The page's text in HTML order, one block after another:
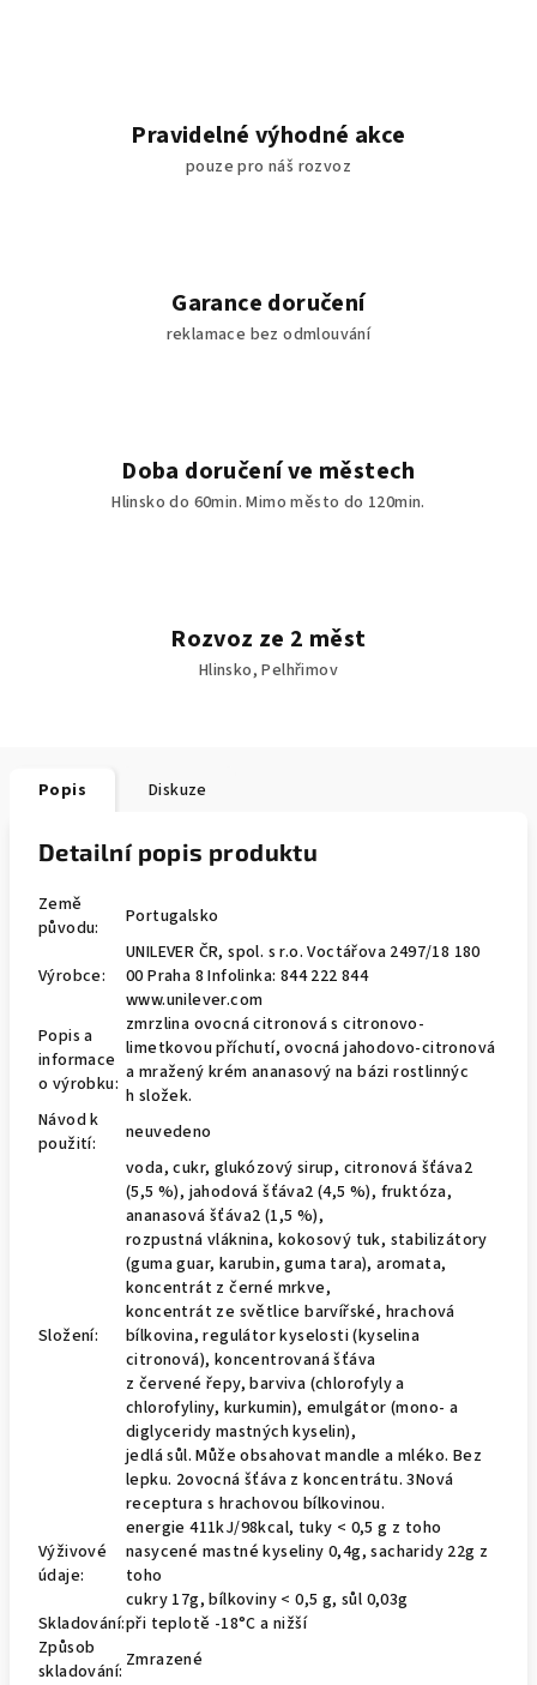
Pravidelné výhodné akce
pouze pro náš rozvoz
Garance doručení
reklamace bez odmlouvání
Doba doručení ve městech
Hlinsko do 60min. Mimo město do 120min.
Rozvoz ze 2 měst
Hlinsko, Pelhřimov
Popis Diskuze
Detailní popis produktu
Země
původu:
Portugalsko
Výrobce:
UNILEVER ČR, spol. s r.o. Voctářova 2497/18 180
00 Praha 8 Infolinka: 844 222 844
www.unilever.com
Popis a
informace
o výrobku:
zmrzlina ovocná citronová s citronovo-
limetkovou příchutí, ovocná jahodovo-citronová
a mražený krém ananasový na bázi rostlinnýc
h složek.
Návod k
použití:
neuvedeno
Složení:
voda, cukr, glukózový sirup, citronová šťáva2
(5,5 %), jahodová šťáva2 (4,5 %), fruktóza,
ananasová šťáva2 (1,5 %),
rozpustná vláknina, kokosový tuk, stabilizátory
(guma guar, karubin, guma tara), aromata,
koncentrát z černé mrkve,
koncentrát ze světlice barvířské, hrachová
bílkovina, regulátor kyselosti (kyselina
citronová), koncentrovaná šťáva
z červené řepy, barviva (chlorofyly a
chlorofyliny, kurkumin), emulgátor (mono- a
diglyceridy mastných kyselin),
jedlá sůl. Může obsahovat mandle a mléko. Bez
lepku. 2ovocná šťáva z koncentrátu. 3Nová
receptura s hrachovou bílkovinou.
Výživové
údaje:
energie 411kJ/98kcal, tuky < 0,5 g z toho
nasycené mastné kyseliny 0,4g, sacharidy 22g z
toho
cukry 17g, bílkoviny < 0,5 g, sůl 0,03g
Skladování:při teplotě -18°C a nižší
Způsob
skladování: Zmrazené